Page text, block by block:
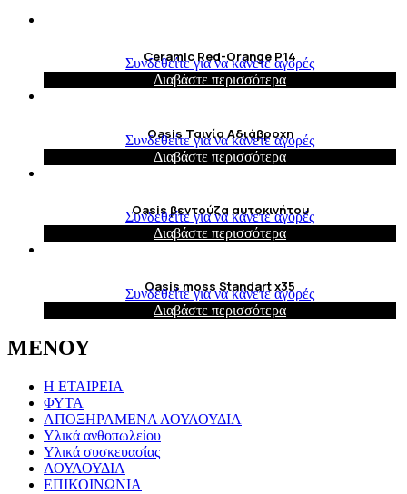
Ceramic Red-Orange P14
Συνδεθείτε για να κάνετε αγορές
Διαβάστε περισσότερα
Oasis Ταινία Αδιάβροχη
Συνδεθείτε για να κάνετε αγορές
Διαβάστε περισσότερα
Oasis βεντούζα αυτοκινήτου
Συνδεθείτε για να κάνετε αγορές
Διαβάστε περισσότερα
Oasis moss Standart x35
Συνδεθείτε για να κάνετε αγορές
Διαβάστε περισσότερα
ΜΕΝΟΥ
Η ΕΤΑΙΡΕΙΑ
ΦΥΤΑ
ΑΠΟΞΗΡΑΜΕΝΑ ΛΟΥΛΟΥΔΙΑ
Υλικά ανθοπωλείου
Υλικά συσκευασίας
ΛΟΥΛΟΥΔΙΑ
ΕΠΙΚΟΙΝΩΝΙΑ